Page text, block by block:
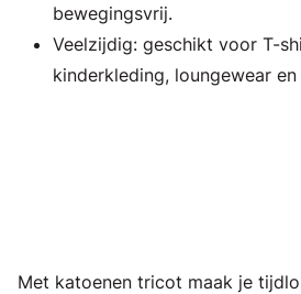
bewegingsvrij.
Veelzijdig: geschikt voor T-
kinderkleding, loungewear en
Met katoenen tricot maak je